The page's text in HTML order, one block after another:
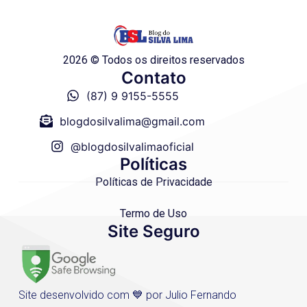
2026 © Todos os direitos reservados
Contato
(87) 9 9155-5555
blogdosilvalima@gmail.com
@blogdosilvalimaoficial
Políticas
Políticas de Privacidade
Termo de Uso
Site Seguro
Site desenvolvido com 💙 por Julio Fernando